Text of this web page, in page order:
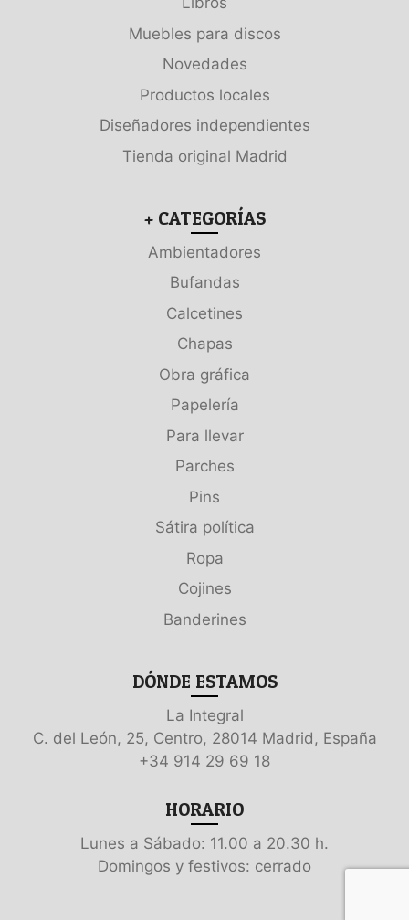
Muebles para discos
Novedades
Productos locales
Diseñadores independientes
Tienda original Madrid
+ CATEGORÍAS
Ambientadores
Bufandas
Calcetines
Chapas
Obra gráfica
Papelería
Para llevar
Parches
Pins
Sátira política
Ropa
Cojines
Banderines
DÓNDE ESTAMOS
La Integral
C. del León, 25, Centro, 28014 Madrid, España
+34 914 29 69 18
HORARIO
Lunes a Sábado: 11.00 a 20.30 h.
Domingos y festivos: cerrado